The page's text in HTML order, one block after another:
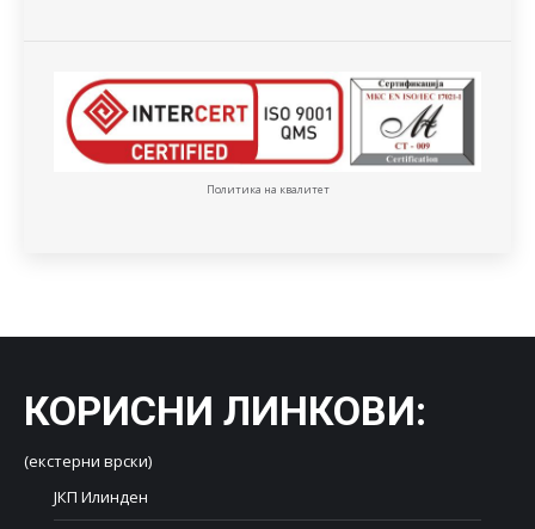
Политика на квалитет
КОРИСНИ ЛИНКОВИ:
(екстерни врски)
ЈКП Илинден